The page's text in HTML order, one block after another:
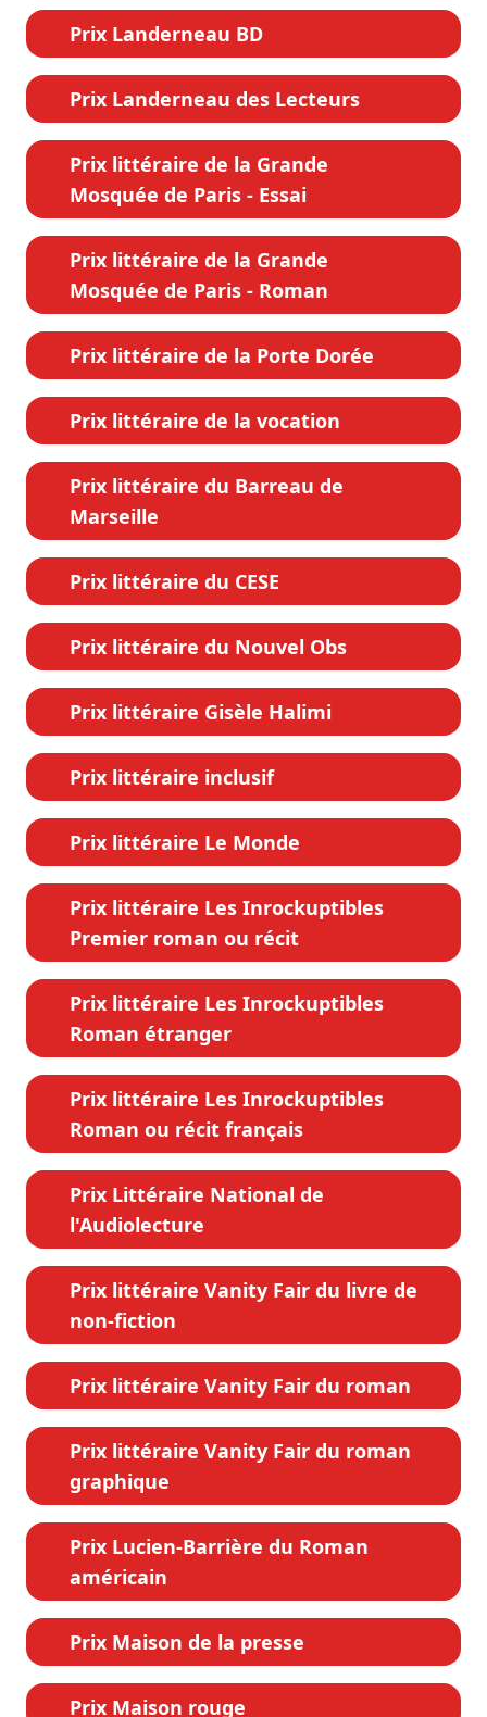
Prix Landerneau BD
Prix Landerneau des Lecteurs
Prix littéraire de la Grande
Mosquée de Paris - Essai
Prix littéraire de la Grande
Mosquée de Paris - Roman
Prix littéraire de la Porte Dorée
Prix littéraire de la vocation
Prix littéraire du Barreau de
Marseille
Prix littéraire du CESE
Prix littéraire du Nouvel Obs
Prix littéraire Gisèle Halimi
Prix littéraire inclusif
Prix littéraire Le Monde
Prix littéraire Les Inrockuptibles
Premier roman ou récit
Prix littéraire Les Inrockuptibles
Roman étranger
Prix littéraire Les Inrockuptibles
Roman ou récit français
Prix Littéraire National de
l'Audiolecture
Prix littéraire Vanity Fair du livre de
non-fiction
Prix littéraire Vanity Fair du roman
Prix littéraire Vanity Fair du roman
graphique
Prix Lucien-Barrière du Roman
américain
Prix Maison de la presse
Prix Maison rouge